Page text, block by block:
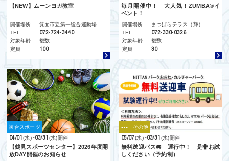
【NEW】ムーンヨガ教室
開催場所
TEL
072-724-3440
対象年齢
複数
定員
100
毎月開催中！ 大人気！ZUMBA®イ
ベント！
開催場所
まつばらテラス（輝）
TEL
072-330-0326
対象年齢
複数
定員
30
複合スポーツ
04/01(水)~03/31 (水)開催
【鶴見スポーツセンター】2026年度開
放DAY開催のお知らせ
その他
05/07(水)~03/31 (水)開催
無料送迎バス🚐 運行中！ 是非お試
しください（予約制）